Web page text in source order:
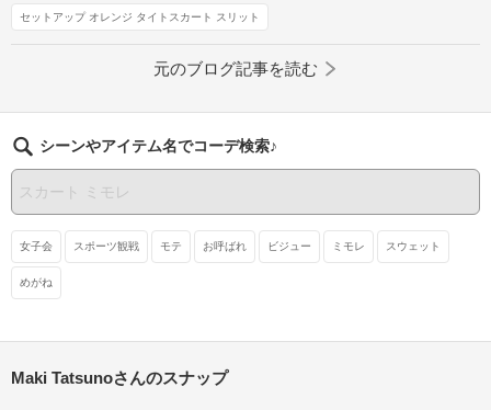
セットアップ オレンジ タイトスカート スリット
元のブログ記事を読む
シーンやアイテム名でコーデ検索♪
女子会 スポーツ観戦 モテ お呼ばれ ビジュー ミモレ スウェット
めがね
Maki Tatsunoさんのスナップ